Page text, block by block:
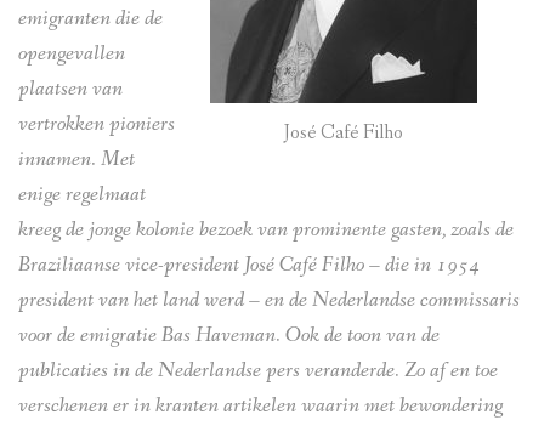
José Café Filho
emigranten die de
opengevallen
plaatsen van
vertrokken pioniers
innamen. Met
enige regelmaat
kreeg de jonge kolonie bezoek van prominente gasten, zoals de
Braziliaanse vice-president José Café Filho – die in 1954
president van het land werd –en de Nederlandse commissaris
voor de emigratie Bas Haveman. Ook de toon van de
publicaties in de Nederlandse pers veranderde. Zo af en toe
verschenen er in kranten artikelen waarin met bewondering